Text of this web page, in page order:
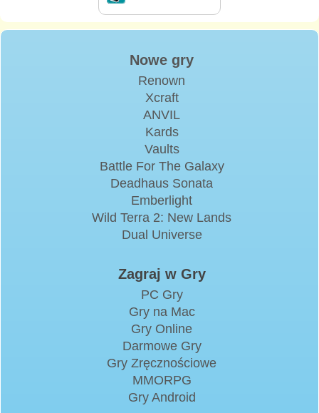
Nowe gry
Renown
Xcraft
ANVIL
Kards
Vaults
Battle For The Galaxy
Deadhaus Sonata
Emberlight
Wild Terra 2: New Lands
Dual Universe
Zagraj w Gry
PC Gry
Gry na Mac
Gry Online
Darmowe Gry
Gry Zręcznościowe
MMORPG
Gry Android